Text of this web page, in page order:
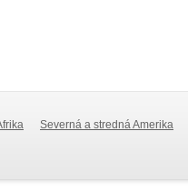
Severná a stredná Amerika